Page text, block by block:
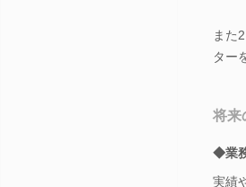
また
ター
将来
◆業
実績